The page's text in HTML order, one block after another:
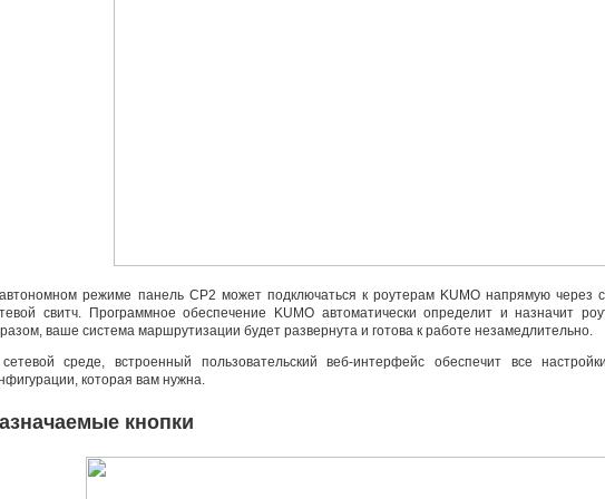
режиме панель СP2 может подключаться к роутерам KUMO напрямую через
свитч. Программное обеспечение KUMO автоматически определит и назначит
ваше система маршрутизации будет развернута и готова к работе незамедлительно.
среде
встроенный пользовательскийвеб-интерфейс обеспечит все
которая вам нужна.
кнопки